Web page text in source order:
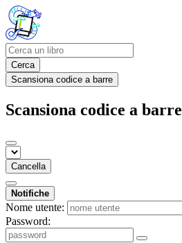
Cerca
Scansiona codice a barre
Scansiona codice a barre
Cancella
Notifiche
Nome utente:
Password: